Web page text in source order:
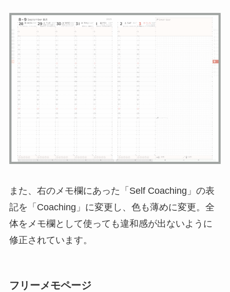
また、右のメモ欄にあった「Self Coaching」の表
記を「Coaching」に変更し、色も薄めに変更。全
体をメモ欄として使っても違和感が出ないように
修正されています。
フリーメモページ